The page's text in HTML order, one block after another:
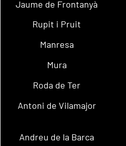
Jaume de Frontanyà
Rupit i Pruit
Manresa
Mura
Roda de Ter
Antoni de Vilamajor
Andreu de la Barca